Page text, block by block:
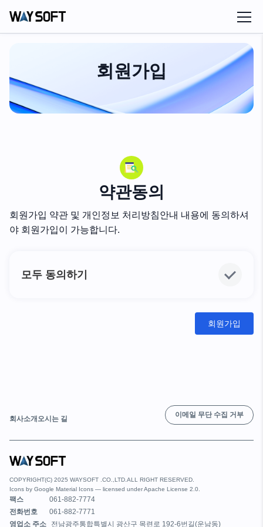
회원가입
약관동의
회원가입 약관 및 개인정보 처리방침안내 내용에 동의하셔
야 회원가입이 가능합니다.
모두 동의하기
회원가입
회사소개 오시는 길 이메일 무단 수집 거부
COPYRIGHT(C) 2025 WAYSOFT .CO.,LTD.ALL RIGHT RESERVED.
Icons by Google Material Icons — licensed underApache License 2.0
팩스
061-882-7774
전화번호
061-882-7771
영업소 주소
전남광주통합특별시 광산구 목련로 192-6번길(운남동)